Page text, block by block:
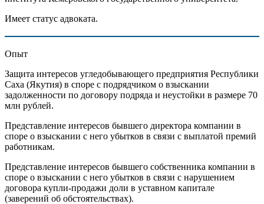
Имеет статус адвоката.
Опыт
Защита интересов угледобывающего предприятия Республики
Саха (Якутия) в споре с подрядчиком о взыскании
задолженности по договору подряда и неустойки в размере 70
млн рублей.
Представление интересов бывшего директора компании в
споре о взыскании с него убытков в связи с выплатой премий
работникам.
Представление интересов бывшего собственника компании в
споре о взыскании с него убытков в связи с нарушением
договора купли-продажи доли в уставном капитале
(заверений об обстоятельствах).